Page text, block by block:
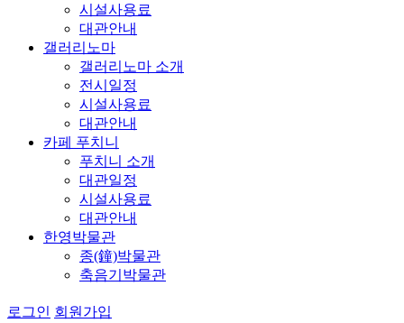
시설사용료
대관안내
갤러리노마
갤러리노마 소개
전시일정
시설사용료
대관안내
카페 푸치니
푸치니 소개
대관일정
시설사용료
대관안내
한영박물관
종(鐘)박물관
축음기박물관
로그인 회원가입